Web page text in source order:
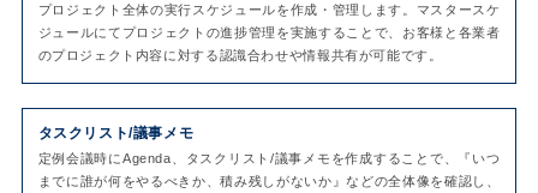
プロジェクト全体の実行スケジュールを作成・管理します。マスタースケ
ジュールにてプロジェクトの進捗管理を実施することで、お客様と各業者
のプロジェクト内容に対する認識合わせや情報共有が可能です。
タスクリスト/議事メモ
定例会議時にAgenda、タスクリスト/議事メモを作成することで、『いつ
までに誰が何をやるべきか、積み残しがないか』などの全体像を確認し、